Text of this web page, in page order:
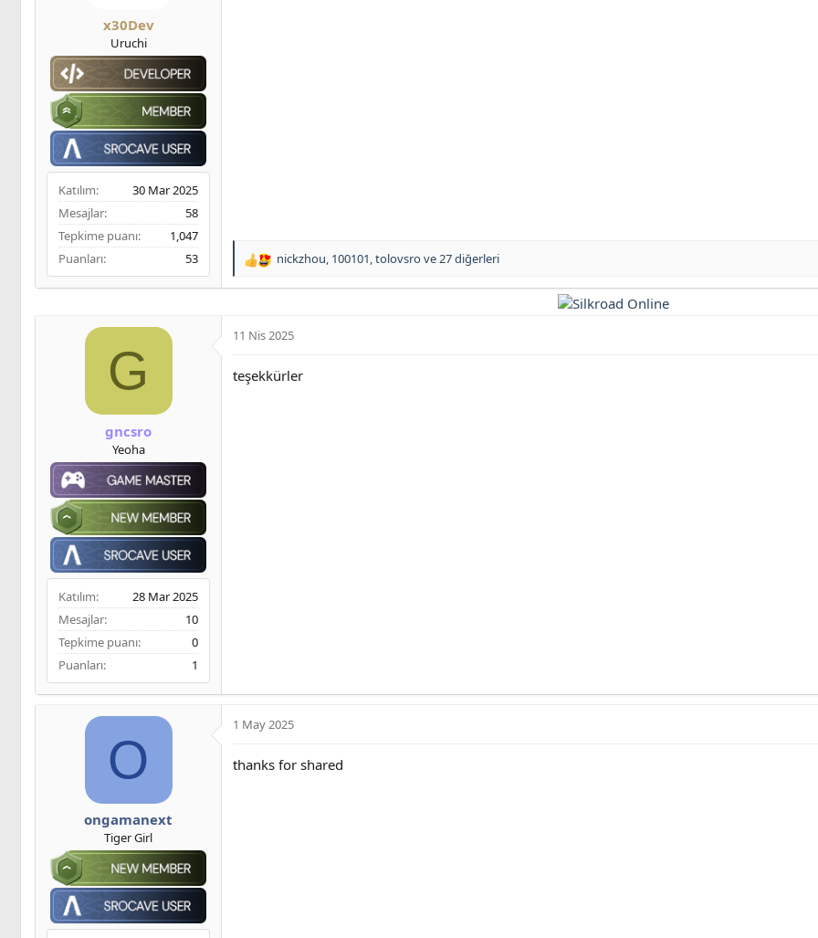
a
n
a
r
i
i
x30Dev
Uruchi
Katılım
30 Mar 2025
Mesajlar
58
Tepkime puanı
1,047
Puanları
53
T
i
r
nickzhou, 100101,tolovsrove 27 diğerleri
G
gncsro
Yeoha
Katılım
28 Mar 2025
Mesajlar
10
Tepkime puanı
0
Puanları
1
11 Nis 2025
teşekkürler
O
ongamanext
Tiger Girl
1 May 2025
thanks for shared